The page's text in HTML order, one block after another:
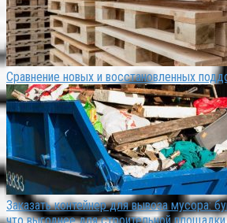
Сравнение новых и восстановленных
Заказать контейнер для вывоза мусора: